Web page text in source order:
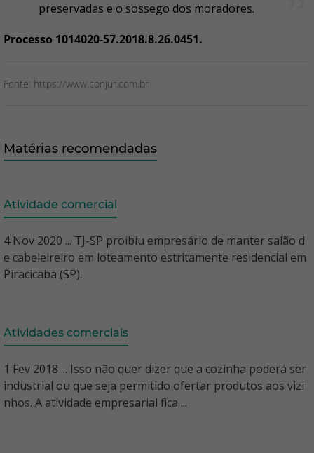
preservadas e o sossego dos moradores.
Processo 1014020-57.2018.8.26.0451.
Fonte: https://www.conjur.com.br
Matérias recomendadas
Atividade comercial
4 Nov 2020 ... TJ-SP proibiu empresário de manter salão d
e cabeleireiro em loteamento estritamente residencial em
Piracicaba (SP).
Atividades comerciais
1 Fev 2018 ... Isso não quer dizer que a cozinha poderá ser
industrial ou que seja permitido ofertar produtos aos vizi
nhos. A atividade empresarial fica ...